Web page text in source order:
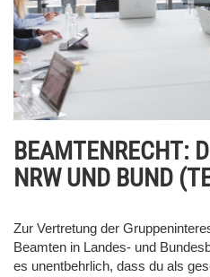
BEAMTENRECHT:
NRW UND BUND
Zur Vertretung der
Beamten in Landes- und
es unentbehrlich, dass du als